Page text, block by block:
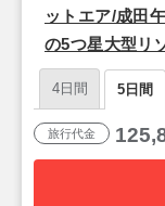
ットエア/成田
の5つ星大型リ
クイーンズパー
4日間 5日間
旅行代金